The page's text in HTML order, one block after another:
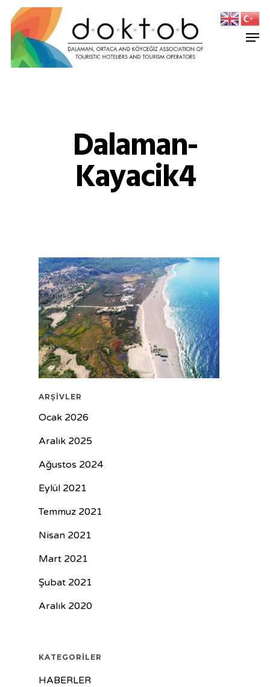
Dalaman-
Kayacik4
ARŞIVLER
Ocak 2026
Aralık 2025
Ağustos 2024
Eylül 2021
Temmuz 2021
Nisan 2021
Mart 2021
Şubat 2021
Aralık 2020
KATEGORILER
HABERLER